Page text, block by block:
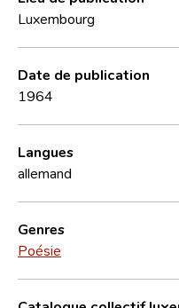
Luxembourg
Date de publication
1964
Langues
allemand
Genres
Poésie